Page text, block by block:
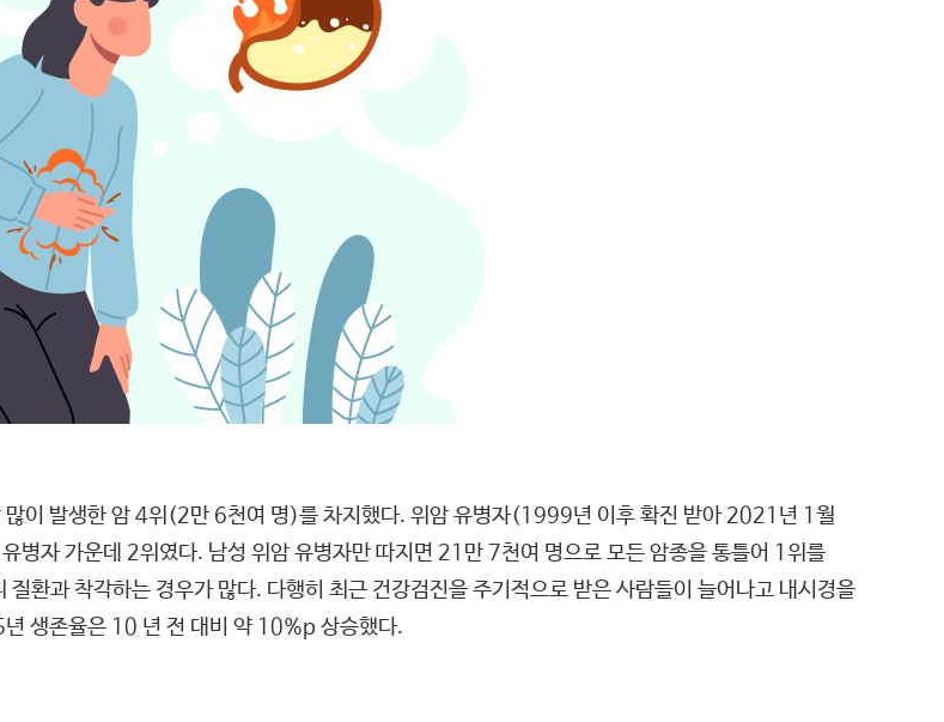
이 발생한 암 4위(2만 6천여 명)를 차지했다. 위암 유병자(1999년 이후 확진 받아 2021년 1월
병자 가운데 2위였다. 남성 위암 유병자만 따지면 21만 7천여 명으로 모든 암종을 통틀어 1위를
환과 착각하는 경우가 많다. 다행히 최근 건강검진을 주기적으로 받은 사람들이 늘어나고 내시경을
생존율은 10 년 전 대비 약 10%p 상승했다.